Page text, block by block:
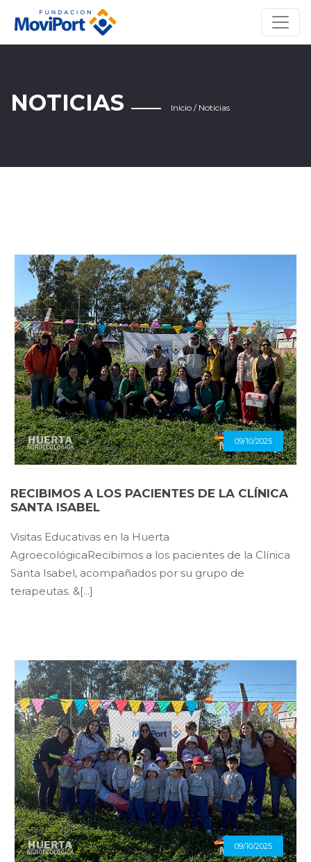
NOTICIAS Inicio / Noticias
09/10/2025
RECIBIMOS A LOS PACIENTES DE LA CLÍNICA
SANTA ISABEL
Visitas Educativas en la Huerta
AgroecológicaRecibimos a los pacientes de la Clínica
Santa Isabel, acompañados por su grupo de
terapeutas. &[...]
09/10/2025